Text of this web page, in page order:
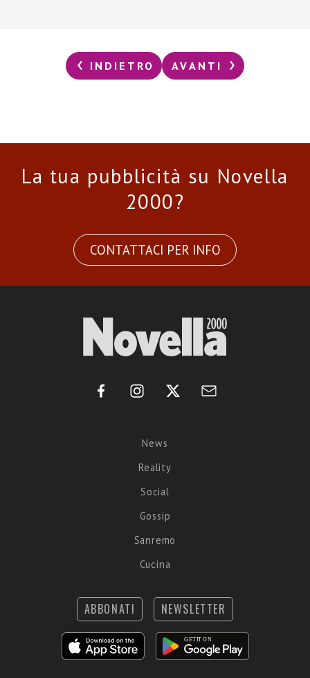
INDIETRO AVANTI
La tua pubblicità su Novella
2000?
CONTATTACI PER INFO
News
Reality
Social
Gossip
Sanremo
Cucina
ABBONATI NEWSLETTER